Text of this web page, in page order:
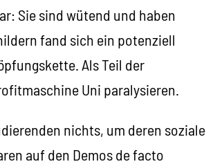
Sie sind wütend und haben
fand sich ein potenziell
Als Teil der
Uni paralysieren.
nichts, um deren soziale
auf den Demos de facto